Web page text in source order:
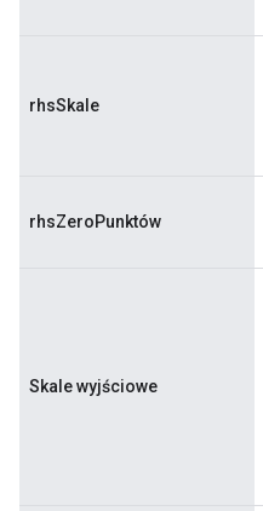
rhsSkale
rhsZeroPunktów
Skale wyjściowe